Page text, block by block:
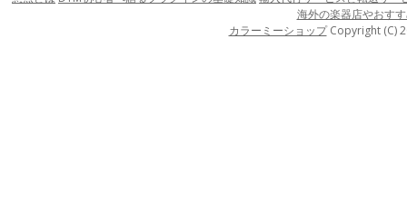
海外の楽器店やおす
カラーミーショップCopyright (C)